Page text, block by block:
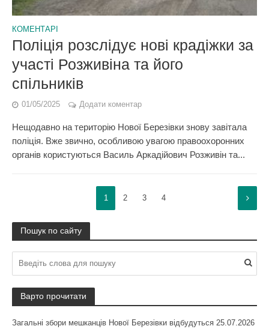
КОМЕНТАРІ
Поліція розслідує нові крадіжки за
участі Розживіна та його
спільників
01/05/2025 Додати коментар
Нещодавно на територію Нової Березівки знову завітала
поліція. Вже звично, особливою увагою правоохоронних
органів користуються Василь Аркадійович Розживін та...
1 2 3 4
Пошук по сайту
Варто прочитати
Загальні збори мешканців Нової Березівки відбудуться 25.07.2026